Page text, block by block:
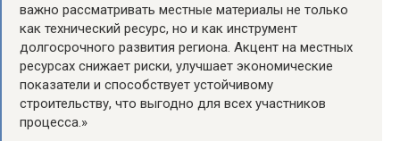
важно рассматривать местные материалы не только
как технический ресурс, но и как инструмент
долгосрочного развития региона. Акцент на местных
ресурсах снижает риски, улучшает экономические
показатели и способствует устойчивому
строительству, что выгодно для всех участников
процесса.»